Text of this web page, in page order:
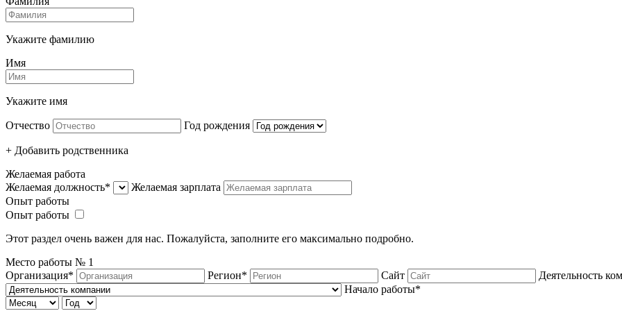
Укажите фамилию
Имя
Укажите имя
Отчество Год рождения
+ Добавить родcтвенника
Желаемая работа
Желаемая должность*
Желаемая зарплата
Опыт работы
Опыт работы
Этот раздел очень важен для нас. Пожалуйста, заполните его максимально подробно.
Место работы № 1
Организация*
Регион* Сайт
Деятельность
Начало работы*